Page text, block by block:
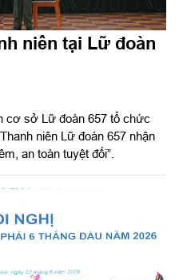
niên tại Lữ đoàn
cơ sở Lữ đoàn 657 tổ chức
niên Lữ đoàn 657 nhận
an toàn tuyệt đối”.